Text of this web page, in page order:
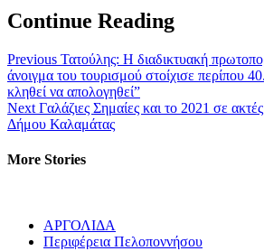
Continue Reading
Previous Τατούλης: H διαδικτυακή
άνοιγμα του τουρισμού στοίχισε περίπου
κληθεί να απολογηθεί”
Next Γαλάζιες Σημαίες και το 2021 σε
Δήμου Καλαμάτας
More Stories
ΑΡΓΟΛΙΔΑ
Περιφέρεια Πελοποννήσου